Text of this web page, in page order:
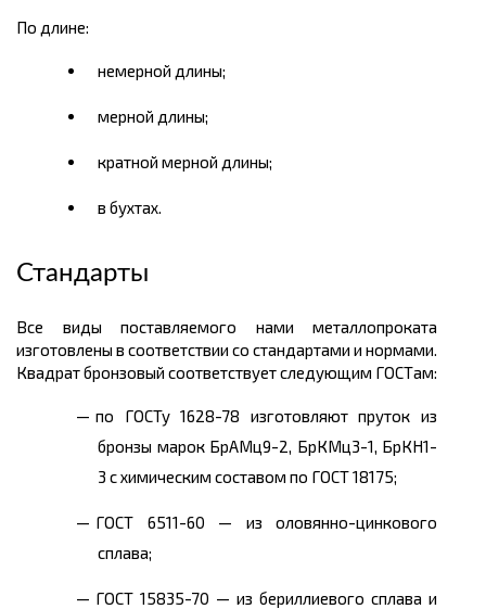
По длине:
немерной длины;
мерной длины;
кратной мерной длины;
в бухтах.
Стандарты
Все виды поставляемого нами металлопроката
изготовлены в соответствии со стандартами и нормами.
Квадрат бронзовый соответствует следующим ГОСТам:
по ГОСТу 1628-78 изготовляют пруток из
бронзы марок БрАМц9-2, БрКМц3-1, БрКН1-
3 с химическим составом по ГОСТ 18175;
ГОСТ 6511-60 — из оловянно-цинкового
сплава;
ГОСТ 15835-70 — из бериллиевого сплава и